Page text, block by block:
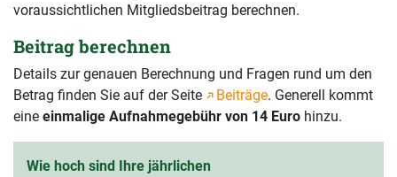
voraussichtlichen Mitgliedsbeitrag berechnen.
Beitrag berechnen
Details zur genauen Berechnung und Fragen rund um den
Betrag finden Sie auf der Seite
Beiträge. Generell kommt
eine einmalige Aufnahmegebühr von 14 Euro hinzu.
Wie hoch sind Ihre jährlichen